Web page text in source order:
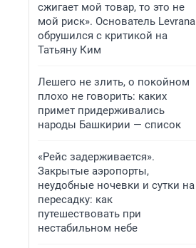
сжигает мой товар, то это не
мой риск». Основатель Levrana
обрушился с критикой на
Татьяну Ким
Лешего не злить, о покойном
плохо не говорить: каких
примет придерживались
народы Башкирии — список
«Рейс задерживается».
Закрытые аэропорты,
неудобные ночевки и сутки на
пересадку: как
путешествовать при
нестабильном небе